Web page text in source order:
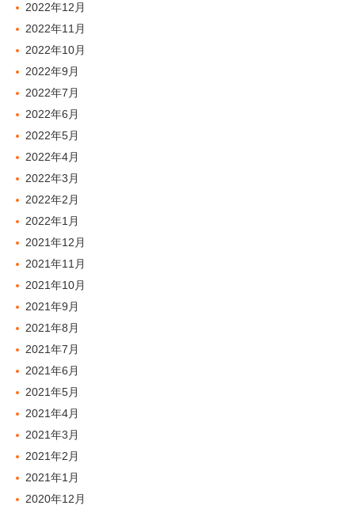
2022年12月
2022年11月
2022年10月
2022年9月
2022年7月
2022年6月
2022年5月
2022年4月
2022年3月
2022年2月
2022年1月
2021年12月
2021年11月
2021年10月
2021年9月
2021年8月
2021年7月
2021年6月
2021年5月
2021年4月
2021年3月
2021年2月
2021年1月
2020年12月